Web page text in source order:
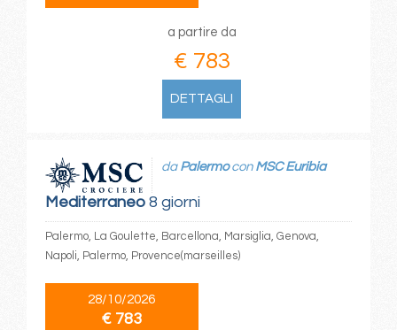
a partire da
€ 783
DETTAGLI
Mediterraneo8 giorni
da Palermocon MSC Euribia
Palermo, La Goulette, Barcellona, Marsiglia, Genova,
Napoli, Palermo, Provence(marseilles)
28/10/2026
€ 783